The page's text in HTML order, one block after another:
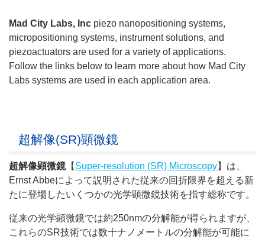
Mad City Labs, Inc piezo nanopositioning systems,
micropositioning systems, instrument solutions, and
piezoactuators are used for a variety of applications.
Follow the links below to learn more about how Mad City
Labs systems are used in each application area.
超解像(SR)顕微鏡
超解像顕微鏡【 Super-resolution (SR) Microscopy】は、
Ernst Abbeによって説明された従来の回折限界を超える新
たに登場したいくつかの光学顕微鏡技術を指す総称です。
従来の光学顕微鏡では約250nmの分解能が得られますが、
これらのSR技術では数十ナノメートルの分解能が可能に